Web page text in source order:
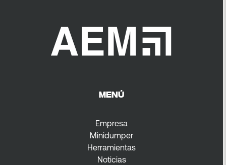
MENÚ
Empresa
Minidumper
Herramientas
Noticias